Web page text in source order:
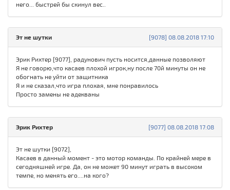
него... быстрей бы скинул вес..
[9078] 08.08.2018 17:10
Эт не шутки
Эрик Рихтер [9077], радунович пусть носится,данные позволяют
Я не говорю,что касаев плохой игрок,ну после 70й минуты он не
обогнать не уйти от защитника
Я и не сказал,что игра плохая, мне понравилось
Просто замены не адекваны
[9077] 08.08.2018 17:08
Эрик Рихтер
Эт не шутки [9072],
Касаев в данный момент - это мотор команды. По крайней мере в
сегодняшней игре. Да, он не может 90 минут играть в высоком
темпе, но менять его....на кого?